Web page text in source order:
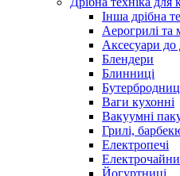
Інша дрібна
Аерогрилі та
Аксесуари до
Блендери
Блинниці
Ваги кухонні
Вакуумні
Грилі,
Електропечі
Йогуртниці